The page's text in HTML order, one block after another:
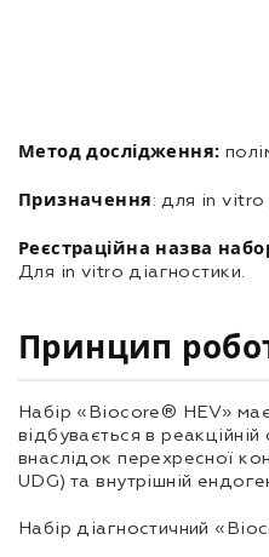
Метод дослідження:
Призначення: для in vitro
Реєстраційна назва
Для in vitro діагностики.
Принцип
Набір «Biocore® HЕV» має
відбувається в
внаслідок перехресної
UDG) та внутрішній
Набір діагностичний